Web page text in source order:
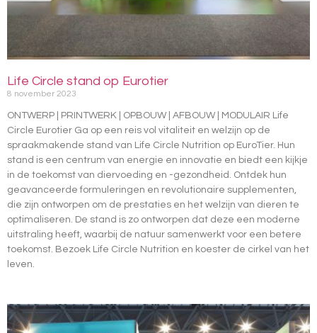
Life Circle stand op Eurotier
8 november 2023
ONTWERP | PRINTWERK | OPBOUW | AFBOUW | MODULAIR Life
Circle Eurotier Ga op een reis vol vitaliteit en welzijn op de
spraakmakende stand van Life Circle Nutrition op EuroTier. Hun
stand is een centrum van energie en innovatie en biedt een kijkje
in de toekomst van diervoeding en -gezondheid. Ontdek hun
geavanceerde formuleringen en revolutionaire supplementen,
die zijn ontworpen om de prestaties en het welzijn van dieren te
optimaliseren. De stand is zo ontworpen dat deze een moderne
uitstraling heeft, waarbij de natuur samenwerkt voor een betere
toekomst. Bezoek Life Circle Nutrition en koester de cirkel van het
leven.